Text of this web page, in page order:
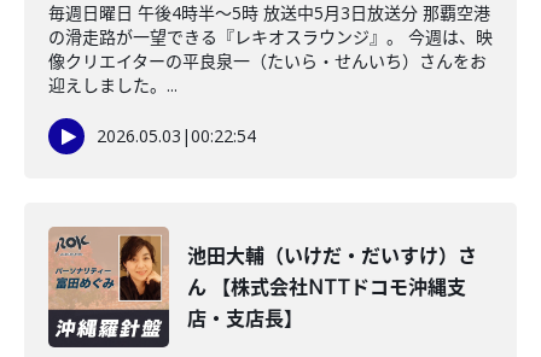
毎週日曜日 午後4時半～5時 放送中5月3日放送分 那覇空港
の滑走路が一望できる『レキオスラウンジ』。 今週は、映
像クリエイターの平良泉一（たいら・せんいち）さんをお
迎えしました。...
2026.05.03 |00:22:54
池田大輔（いけだ・だいすけ）さ
ん 【株式会社NTTドコモ沖縄支
店・支店長】